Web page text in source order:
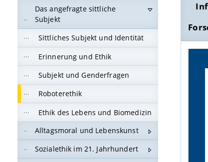
Das angefragte sittliche
Subjekt
Sittliches Subjekt und Identität
Erinnerung und Ethik
Subjekt und Genderfragen
Roboterethik
Ethik des Lebens und Biomedizin
Alltagsmoral und Lebenskunst
Sozialethik im 21. Jahrhundert